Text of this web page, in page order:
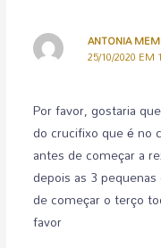
ANTONIA
25/10/2020 EM
Por favor, gostaria
do crucifixo que é no
antes de começar a
depois as 3
de começar o terço
favor